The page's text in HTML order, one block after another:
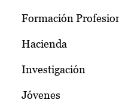
Formación
Hacienda
Investigación
Jóvenes